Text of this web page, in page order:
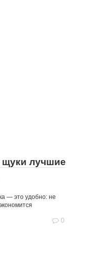
щуки лучшие
— это удобно: не
0